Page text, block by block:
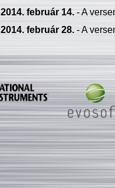
2014. február 14.- A
2014. február 28.- A